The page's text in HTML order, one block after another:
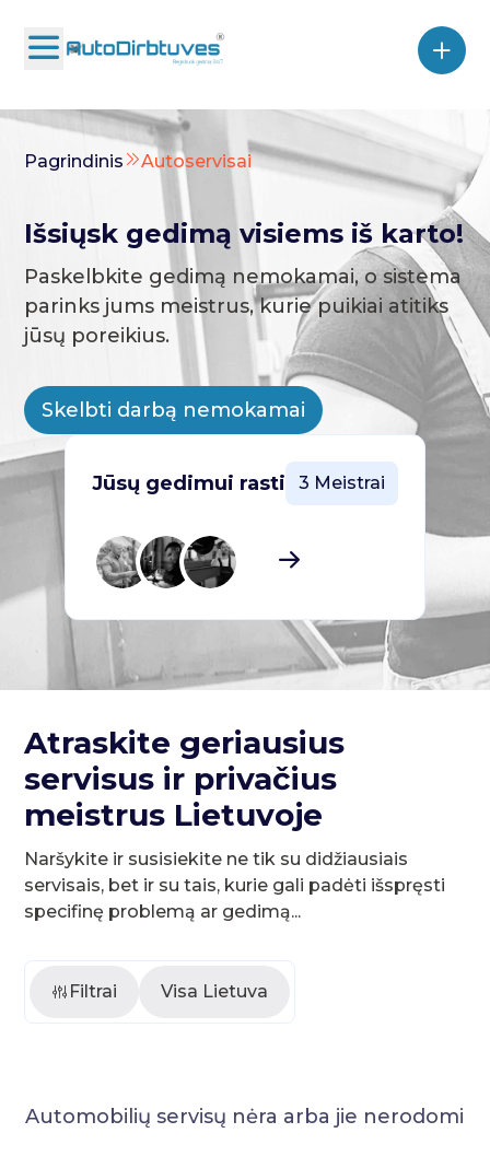
Pagrindinis Autoservisai
Išsiųsk gedimą visiems iš karto!
Paskelbkite gedimą nemokamai, o sistema
parinks jums meistrus, kurie puikiai atitiks
jūsų poreikius.
Skelbti darbą nemokamai
Jūsų gedimui rasti 3 Meistrai
Atraskite geriausius
servisus ir privačius
meistrus Lietuvoje
Naršykite ir susisiekite ne tik su didžiausiais
servisais, bet ir su tais, kurie gali padėti išspręsti
specifinę problemą ar gedimą...
Filtrai Visa Lietuva
Automobilių servisų nėra arba jie nerodomi